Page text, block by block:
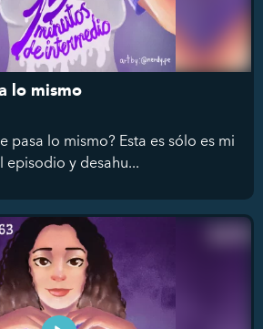
lo mismo
pasa lo mismo? Esta es sólo es mi
episodio y desahu...